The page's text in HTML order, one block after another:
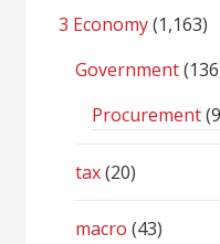
3 Economy(1,163)
Government
Procurement
tax(20)
macro (43)